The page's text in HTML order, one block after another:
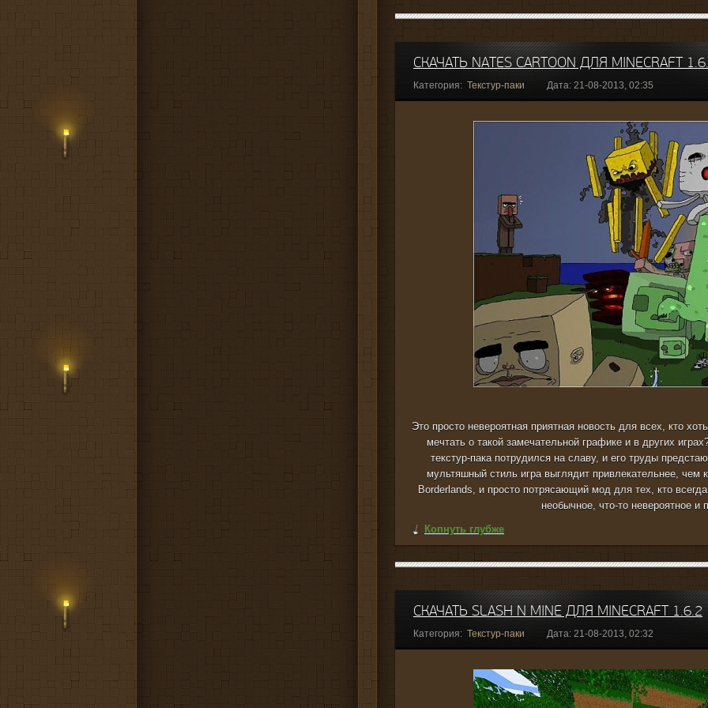
СКАЧАТЬ NATES CARTOON ДЛЯ MINECRAFT
Категория: Текстур-паки Дата: 21-08-2013, 02:35
Это просто невероятная приятная новость для всех, кто
мечтать о такой замечательной графике и в других
текстур-пака потрудился на славу, и его труды
мультяшный стиль игра выглядит привлекательнее, чем
Borderlands, и просто потрясающий мод для тех, кто
необычное, что-то невероятное и
Копнуть глубже
СКАЧАТЬ SLASH N MINE ДЛЯ MINECRAFT 1.6.2
Категория: Текстур-паки Дата: 21-08-2013, 02:32